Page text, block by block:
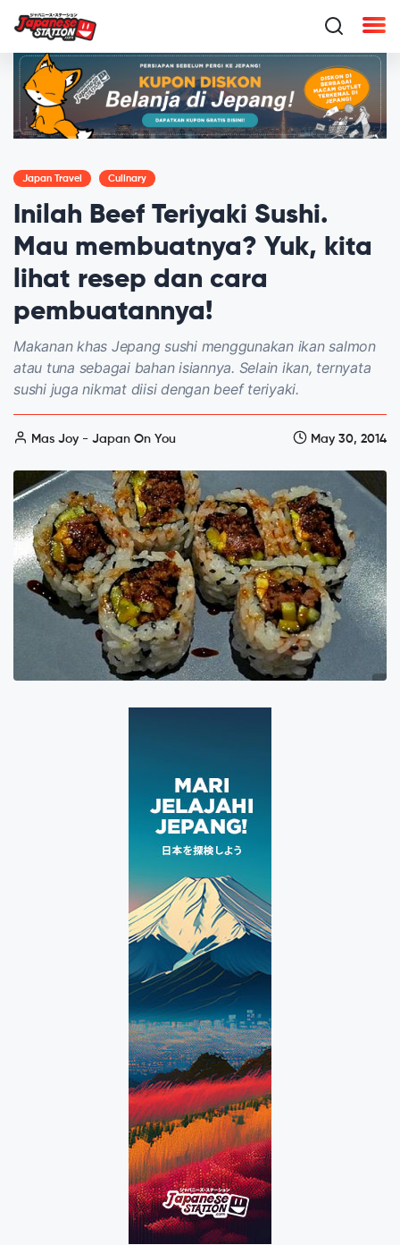
Japan Travel Culinary
Inilah Beef Teriyaki Sushi.
Mau membuatnya? Yuk, kita
lihat resep dan cara
pembuatannya!
Makanan khas Jepang sushi menggunakan ikan salmon
atau tuna sebagai bahan isiannya. Selain ikan, ternyata
sushi juga nikmat diisi dengan beef teriyaki.
Mas Joy - Japan On You May 30, 2014